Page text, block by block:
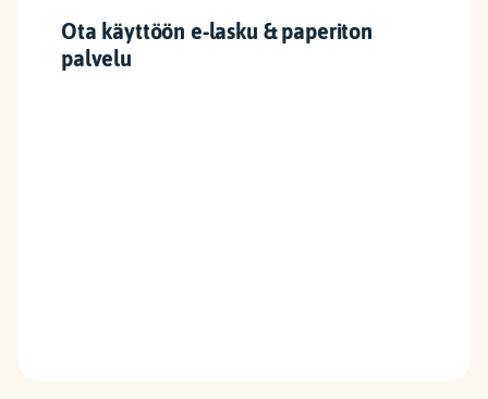
Ota käyttöön e-lasku & paperiton
palvelu